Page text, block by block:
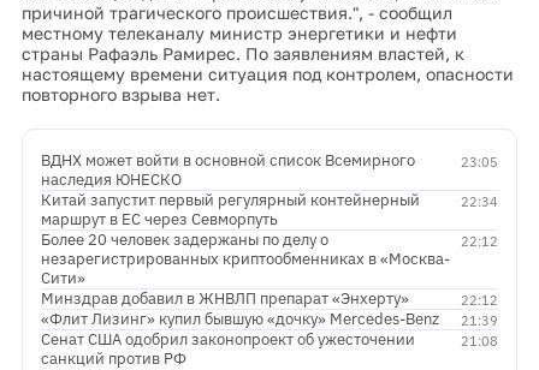
причиной трагического происшествия.", - сообщил
местному телеканалу министр энергетики и нефти
страны Рафаэль Рамирес. По заявлениям властей, к
настоящему времени ситуация под контролем, опасности
повторного взрыва нет.
23:05
ВДНХ может войти в основной список Всемирного
наследия ЮНЕСКО
22:34
Китай запустит первый регулярный контейнерный
маршрут в ЕС через Севморпуть
22:12
Более 20 человек задержаны по делу о
незарегистрированных криптообменниках в «Москва-
Сити»
22:12
Минздрав добавил в ЖНВЛП препарат «Энхерту»
21:39
«Флит Лизинг» купил бывшую «дочку» Mercedes-Benz
21:08
Сенат США одобрил законопроект об ужесточении
санкций против РФ